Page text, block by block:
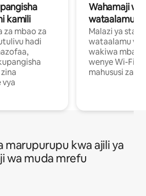
kamili
za mbao za
hadi
Wahamaji
wataalamu
Malazi ya
wataalamu
wakiwa mbali
wenye Wi-Fi
mahususi za
marupurupu kwa ajili ya
wa muda mrefu